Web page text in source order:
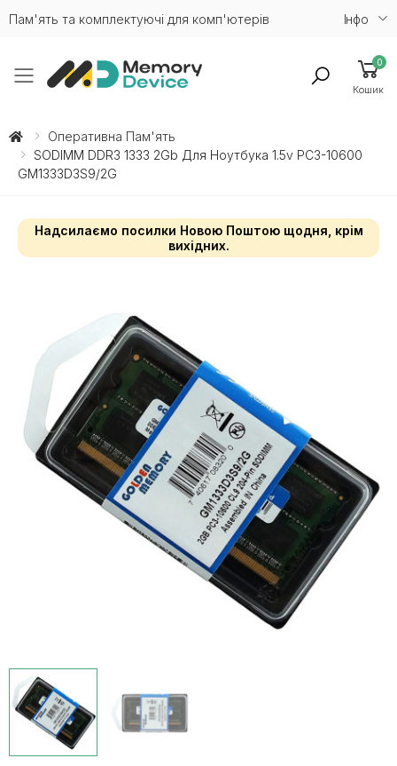
Пам'ять та комплектуючі для комп'ютерів Iнфо
Toggle mobile menu
0
Кошик
Оперативна Пам'ять
SODIMM DDR3 1333 2Gb Для Ноутбука 1.5v PC3-10600
GM1333D3S9/2G
Надсилаємо посилки Новою Поштою щодня, крім
вихідних.